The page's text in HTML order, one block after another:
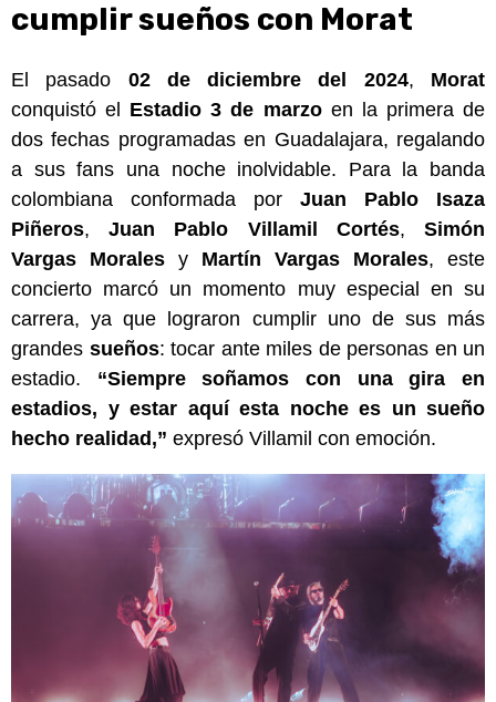
cumplir sueños con Morat
El pasado 02 de diciembre del 2024, Morat
conquistó el Estadio 3 de marzoen la primera de
dos fechas programadas en Guadalajara, regalando
a sus fans una noche inolvidable. Para la banda
colombiana conformada por Juan Pablo Isaza
Piñeros,Juan Pablo Villamil Cortés,Simón
Vargas Morales y Martín Vargas Morales, este
concierto marcó un momento muy especial en su
carrera, ya que lograron cumplir uno de sus más
grandes sueños: tocar ante miles de personas en un
estadio. “Siempre soñamos con una gira en
estadios, y estar aquí esta noche es un sueño
hecho realidad,” expresó Villamil con emoción.